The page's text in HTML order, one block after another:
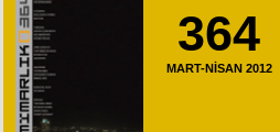
364
MART-NİSAN 2012